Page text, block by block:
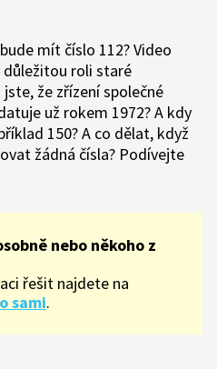
mít číslo 112? Video
důležitou roli staré
že zřízení společné
už rokem 1972? A kdy
150? A co dělat, když
žádná čísla? Podívejte
nebo někoho z
řešit najdete na
sami.